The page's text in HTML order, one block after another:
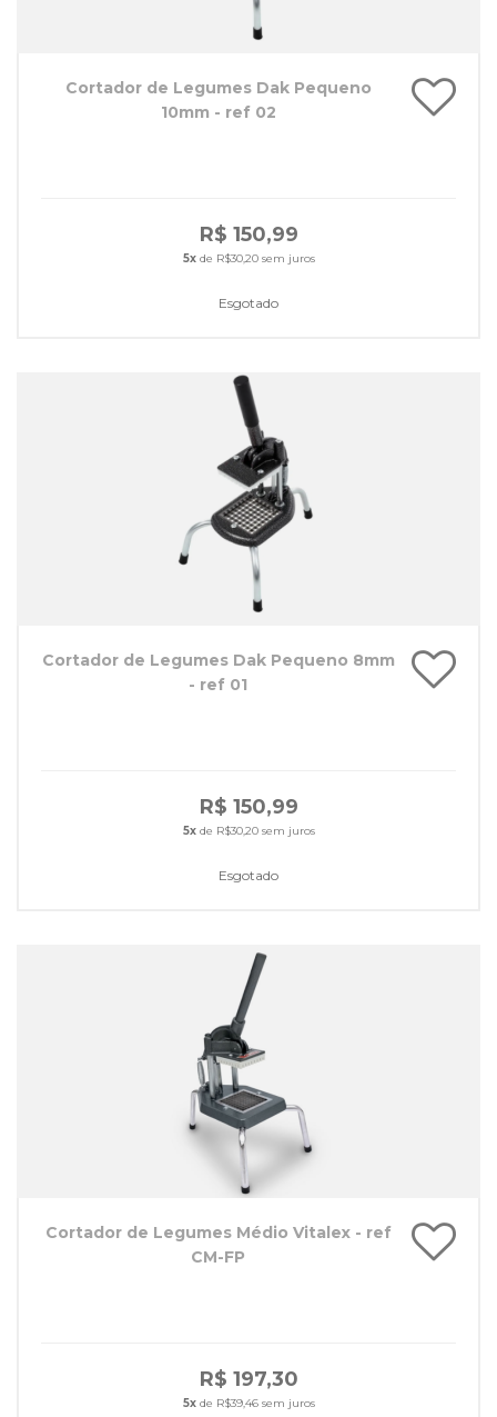
Cortador de Legumes Dak Pequeno
10mm - ref 02
R$ 150,99
5xde R$30,20 sem juros
Esgotado
Cortador de Legumes Dak Pequeno 8mm
- ref 01
R$ 150,99
5xde R$30,20 sem juros
Esgotado
Cortador de Legumes Médio Vitalex - ref
CM-FP
R$ 197,30
5xde R$39,46 sem juros